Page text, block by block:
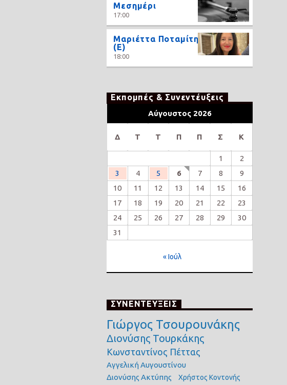
Μεσημέρι
17:00
Μαριέττα Ποταμίτη
(Ε)
18:00
Εκπομπές & Συνεντέυξεις
Αύγουστος 2026
Δ Τ Τ Π Π Σ Κ
1
2
3
4 5 6 7 8
9
10
11 12 13 14 15
16
17
18 19 20 21 22
23
24
25 26 27 28 29
30
31
« Ιούλ
ΣΥΝΕΝΤΕΥΞΕΙΣ
Γιώργος Τσουρουνάκης
Διονύσης Τουρκάκης
Κωνσταντίνος Πέττας
Αγγελική Αυγουστίνου
Διονύσης Ακτύπης
Χρήστος Κοντονής